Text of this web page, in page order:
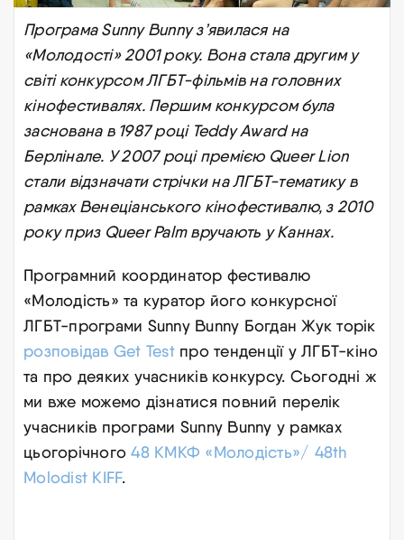
Програма Sunny Bunny з’явилася на
«Молодості» 2001 року. Вона стала другим у
світі конкурсом ЛГБТ-фільмів на головних
кінофестивалях. Першим конкурсом була
заснована в 1987 році Teddy Award на
Берлінале. У 2007 році премією Queer Lion
стали відзначати стрічки на ЛГБТ-тематику в
рамках Венеціанського кінофестивалю, з 2010
року приз Queer Palm вручають у Каннах.
Програмний координатор фестивалю
«Молодість» та куратор його конкурсної
ЛГБТ-програми Sunny Bunny Богдан Жук торік
розповідав Get Testпро тенденції у ЛГБТ-кіно
та про деяких учасників конкурсу. Сьогодні ж
ми вже можемо дізнатися повний перелік
учасників програми Sunny Bunny у рамках
цьогорічного 48 КМКФ «Молодість»/ 48th
Molodist KIFF.